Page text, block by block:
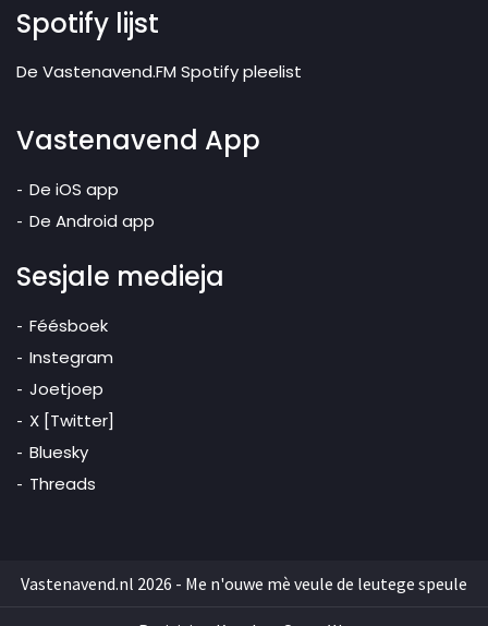
Spotify lijst
De Vastenavend.FM Spotify pleelist
Vastenavend App
De iOS app
De Android app
Sesjale medieja
Féésboek
Instegram
Joetjoep
X [Twitter]
Bluesky
Threads
Vastenavend.nl 2026 - Me n'ouwe mè veule de leutege speule